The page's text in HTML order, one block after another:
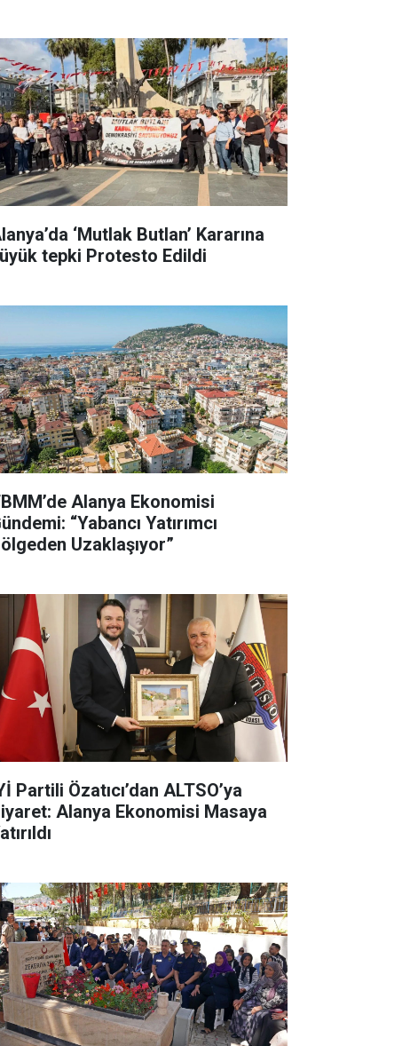
‘Mutlak Butlan’ Kararına
tepki Protesto Edildi
Alanya Ekonomisi
“Yabancı Yatırımcı
Uzaklaşıyor”
Partili Özatıcı’dan ALTSO’ya
Alanya Ekonomisi Masaya